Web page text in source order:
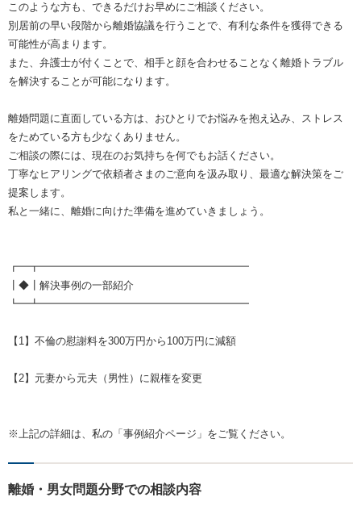
このような方も、できるだけお早めにご相談ください。
別居前の早い段階から離婚協議を行うことで、有利な条件を獲得できる
可能性が高まります。
また、弁護士が付くことで、相手と顔を合わせることなく離婚トラブル
を解決することが可能になります。
離婚問題に直面している方は、おひとりでお悩みを抱え込み、ストレス
をためている方も少なくありません。
ご相談の際には、現在のお気持ちを何でもお話ください。
丁寧なヒアリングで依頼者さまのご意向を汲み取り、最適な解決策をご
提案します。
私と一緒に、離婚に向けた準備を進めていきましょう。
┏━┳━━━━━━━━━━━━━━━━━━━━
┃◆┃解決事例の一部紹介
┗━┻━━━━━━━━━━━━━━━━━━━━
【1】不倫の慰謝料を300万円から100万円に減額
【2】元妻から元夫（男性）に親権を変更
※上記の詳細は、私の「事例紹介ページ」をご覧ください。
離婚・男女問題分野での相談内容